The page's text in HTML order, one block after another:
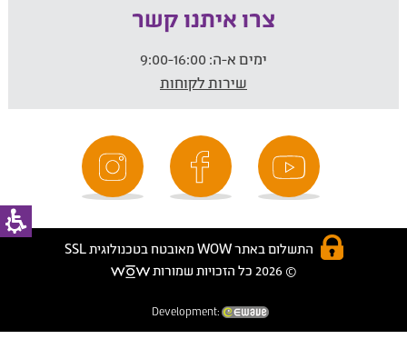
צרו איתנו קשר
ימים א-ה:
שירות לקוחות
התשלום באתר WOW מאובטח בטכנולוגית SSL
© 2026 כל הזכויות שמורות
Development: